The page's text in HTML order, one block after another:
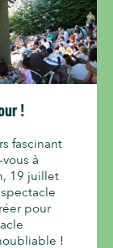
!
fascinant
à
19 juillet
pour
!